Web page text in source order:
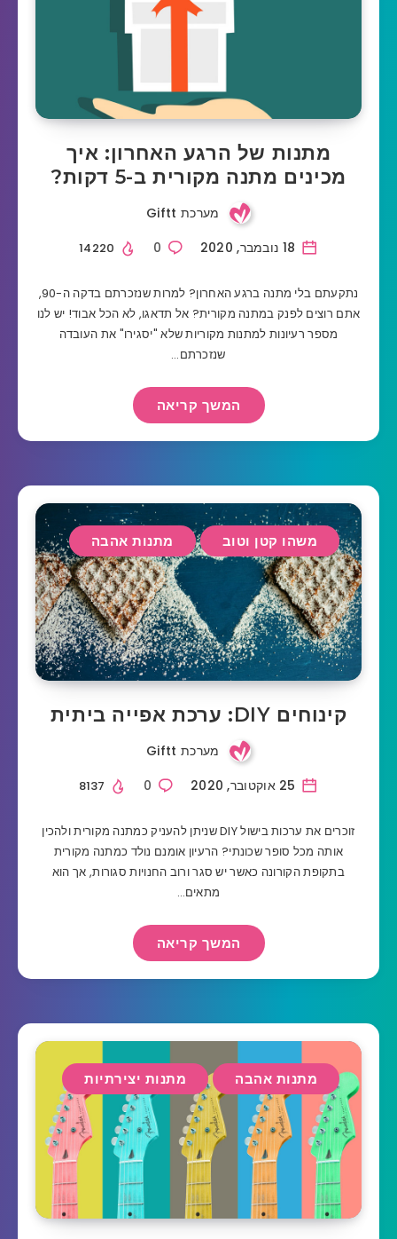
מתנות של הרגע האחרון: איך
מכינים מתנה מקורית ב-5 דקות?
מערכת Giftt
0
נתקעתם בלי מתנה ברגע האחרון? למרות שנזכרתם בדקה ה-90,
אתם רוצים לפנק במתנה מקורית? אל תדאגו, לא הכל אבוד! יש לנו
מספר רעיונות למתנות מקוריות שלא "יסגירו" את העובדה
שנזכרתם…
המשך קריאה
משהו קטן וטוב מתנות אהבה
קינוחים DIY: ערכת אפייה ביתית
מערכת Giftt
0
זוכרים את ערכות בישול DIY שניתן להעניק כמתנה מקורית ולהכין
אותה מכל סופר שכונתי? הרעיון אומנם נולד כמתנה מקורית
בתקופת הקורונה כאשר יש סגר ורוב החנויות סגורות, אך הוא
מתאים…
המשך קריאה
מתנות אהבה מתנות יצירתיות